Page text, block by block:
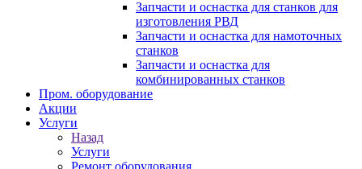
Запчасти и оснастка для станков для
изготовления РВД
Запчасти и оснастка для намоточных
станков
Запчасти и оснастка для
комбинированных станков
Пром. оборудование
Акции
Услуги
Назад
Услуги
Ремонт оборудования